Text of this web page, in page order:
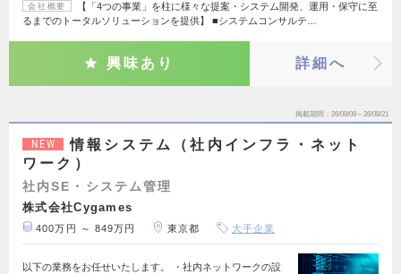
会社概要
【「4つの事業」を柱に様々な提案・システム開発、運用・保守に至
るまでのトータルソリューションを提供】 ■システムコンサルテ…
興味あり 詳細へ
掲載期間 26/08/08～26/08/21
NEW
情報システム（社内インフラ・ネット
ワーク）
社内SE・システム管理
株式会社Cygames
400万円 ～ 849万円 東京都 大手企業
以下の業務をお任せいたします。 ・社内ネットワークの設